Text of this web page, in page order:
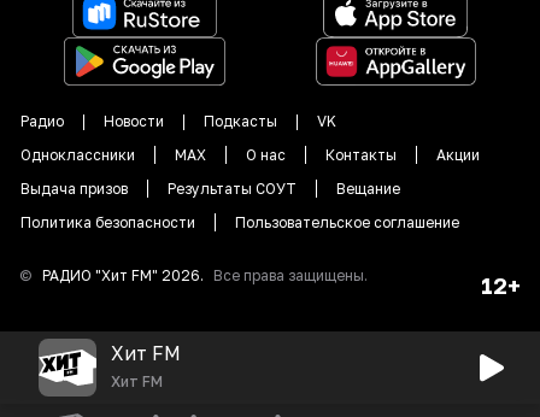
Радио Новости Подкасты
VK
Одноклассники
MAX О нас Контакты
Акции
Выдача призов
Результаты СОУТ
Вещание
Политика безопасности
Пользовательское соглашение
© РАДИО "Хит FM" 2026. Все права защищены. 12+
Хит FM
Хит FM